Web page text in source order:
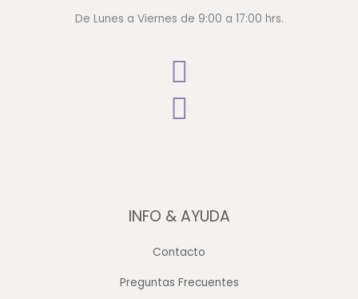
De Lunes a Viernes de 9:00 a 17:00 hrs.
INFO & AYUDA
Contacto
Preguntas Frecuentes